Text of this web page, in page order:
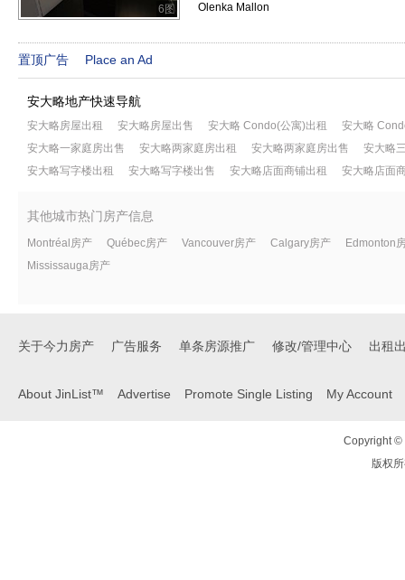
6图
Olenka Mallon
置顶广告 Place an Ad
安大略地产快速导航
安大略房屋出租 安大略房屋出售 安大略 Condo(公寓)出租
安大略
安大略一家庭房出售
安大略两家庭房出租 安大略两家庭房出售
安大略
安大略写字楼出租
安大略写字楼出售 安大略店面商铺出租 安大略店面
其他城市热门房产信息
Montréal房产 Québec房产 Vancouver房产 Calgary房产
Edmonton
Mississauga房产
关于今力房产 广告服务 单条房源推广 修改/管理中心 出租
About JinList™ Advertise Promote Single Listing My Account
Copyright ©
版权